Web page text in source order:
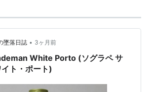
墜落日誌 • 3ヶ月前
White Porto (ソグラペ サ
ト・ポート)